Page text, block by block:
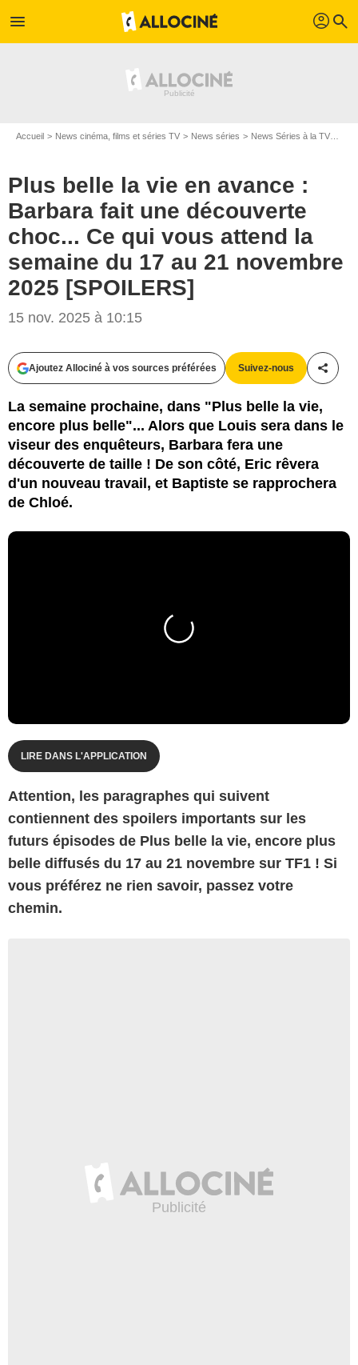
menu profil search
Accueil News cinéma, films et séries TV News séries News Séries à la TV
Plus belle la vie en avance :
Barbara fait une découverte
choc... Ce qui vous attend la
semaine du 17 au 21 novembre
2025 [SPOILERS]
15 nov. 2025 à 10:15
Ajoutez Allociné à vos sources préférées Suivez-nous
La semaine prochaine, dans "Plus belle la vie,
encore plus belle"... Alors que Louis sera dans le
viseur des enquêteurs, Barbara fera une
découverte de taille ! De son côté, Eric rêvera
d'un nouveau travail, et Baptiste se rapprochera
de Chloé.
LIRE DANS L'APPLICATION
Attention, les paragraphes qui suivent
contiennent des spoilers importants sur les
futurs épisodes de Plus belle la vie, encore plus
belle diffusés du 17 au 21 novembre sur TF1 ! Si
vous préférez ne rien savoir, passez votre
chemin.